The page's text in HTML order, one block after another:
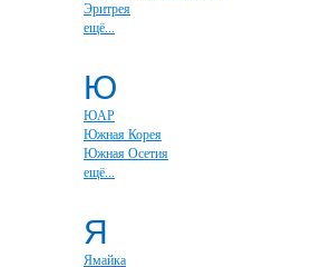
Эритрея
ещё...
Ю
ЮАР
Южная Корея
Южная Осетия
ещё...
Я
Ямайка